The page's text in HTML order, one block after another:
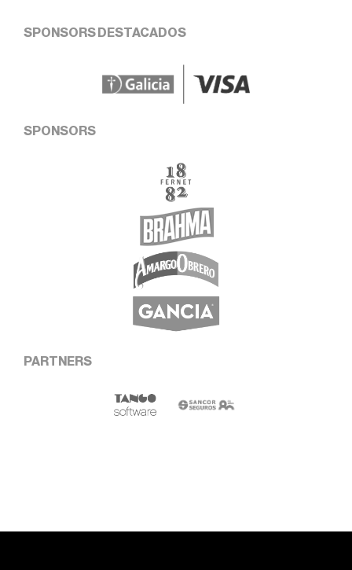
SPONSORS DESTACADOS
SPONSORS
PARTNERS